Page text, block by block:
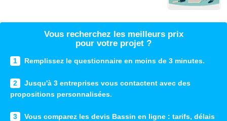
Vous recherchez les meilleurs prix
pour votre projet ?
1 Remplissez le questionnaire en moins de 3 minutes.
2
Jusqu'à 3 entreprises vous contactent avec des
propositions personnalisées.
3
Vous comparez les devis Bassin en ligne : tarifs, délais